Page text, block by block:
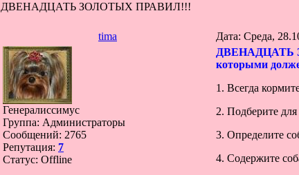
ДВЕНАДЦАТЬ ЗОЛОТЫХ ПРАВИЛ!!!
tima Дата: Среда,
Генералиссимус
Группа: Администраторы
Сообщений: 2765
Репутация: 7
Статус: Offline
ДВЕНАДЦАТЬ
которыми
1. Всегда
2. Подберите
3. Определите
4. Содержите